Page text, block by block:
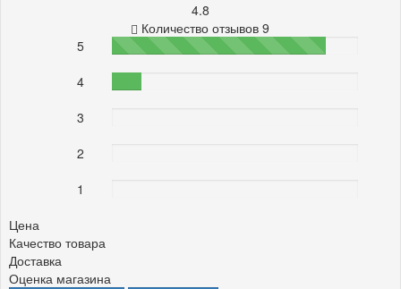
4.8
Количество отзывов 9
5
87%
4
3
2
1
Цена
Качество товара
Доставка
Оценка магазина